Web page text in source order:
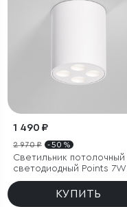
1 490 ₽
2 970 ₽ - 50 %
Светильник потолочный
светодиодный Points 7W
4000K белый
КУПИТЬ